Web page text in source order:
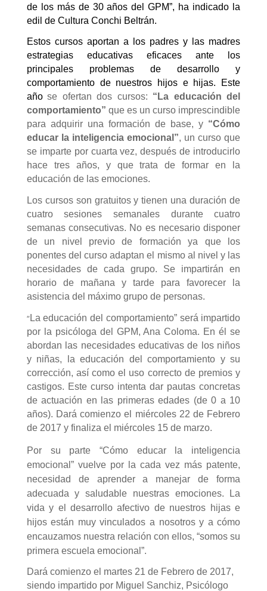
de los más de 30 años del GPM”, ha indicado la
edil de Cultura Conchi Beltrán.
Estos cursos aportan a los padres y las madres
estrategias educativas eficaces ante los
principales problemas de desarrollo y
comportamiento de nuestros hijos e hijas. Este
año se ofertan dos cursos: “La educación del
comportamiento” que es un curso imprescindible
para adquirir una formación de base, y “Cómo
educar la inteligencia emocional”, un curso que
se imparte por cuarta vez, después de introducirlo
hace tres años, y que trata de formar en la
educación de las emociones.
Los cursos son gratuitos y tienen una duración de
cuatro sesiones semanales durante cuatro
semanas consecutivas. No es necesario disponer
de un nivel previo de formación ya que los
ponentes del curso adaptan el mismo al nivel y las
necesidades de cada grupo. Se impartirán en
horario de mañana y tarde para favorecer la
asistencia del máximo grupo de personas.
“La educación del comportamiento” será impartido
por la psicóloga del GPM, Ana Coloma. En él se
abordan las necesidades educativas de los niños
y niñas, la educación del comportamiento y su
corrección, así como el uso correcto de premios y
castigos. Este curso intenta dar pautas concretas
de actuación en las primeras edades (de 0 a 10
años). Dará comienzo el miércoles 22 de Febrero
de 2017 y finaliza el miércoles 15 de marzo.
Por su parte “Cómo educar la inteligencia
emocional” vuelve por la cada vez más patente,
necesidad de aprender a manejar de forma
adecuada y saludable nuestras emociones. La
vida y el desarrollo afectivo de nuestros hijas e
hijos están muy vinculados a nosotros y a cómo
encauzamos nuestra relación con ellos, “somos su
primera escuela emocional”.
Dará comienzo el martes 21 de Febrero de 2017,
siendo impartido por Miguel Sanchiz, Psicólogo